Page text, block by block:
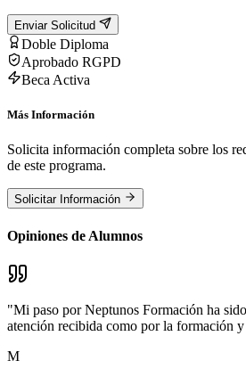
Enviar Solicitud
Doble Diploma
Aprobado RGPD
Beca Activa
Más Información
Solicita información completa sobre los
de este programa.
Solicitar Información
Opiniones de Alumnos
"Mi paso por Neptunos Formación ha
atención recibida como por la formación
M